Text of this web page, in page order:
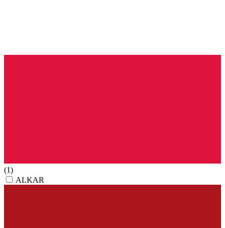
(1)
ALKAR